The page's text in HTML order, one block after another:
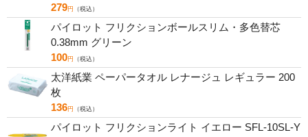
279円 （税込）
パイロット フリクションボールスリム・多色替芯
0.38mm グリーン
100円 （税込）
太洋紙業 ペーパータオル レナージュ レギュラー 200
枚
136円 （税込）
パイロット フリクションライト イエロー SFL-10SL-Y